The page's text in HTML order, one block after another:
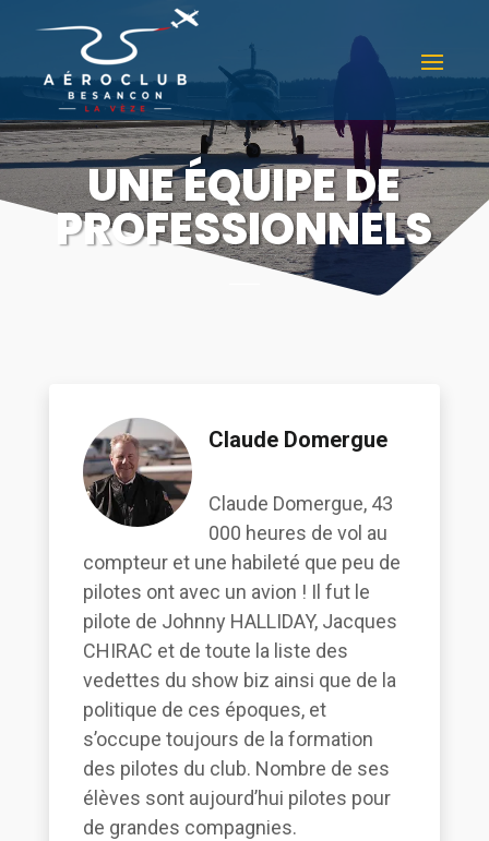
UNE ÉQUIPE DE
PROFESSIONNELS
Claude Domergue
Claude Domergue, 43
000 heures de vol au
compteur et une habileté que peu de
pilotes ont avec un avion ! Il fut le
pilote de Johnny HALLIDAY, Jacques
CHIRAC et de toute la liste des
vedettes du show biz ainsi que de la
politique de ces époques, et
s’occupe toujours de la formation
des pilotes du club. Nombre de ses
élèves sont aujourd’hui pilotes pour
de grandes compagnies.